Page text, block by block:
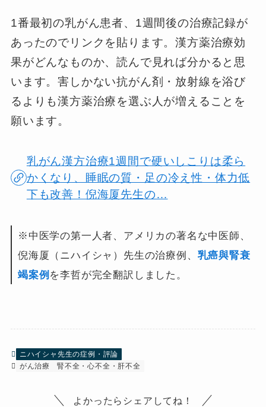
1番最初の乳がん患者、1週間後の治療記録が
あったのでリンクを貼ります。漢方薬治療効
果がどんなものか、読んで見れば分かると思
います。害しかない抗がん剤・放射線を浴び
るよりも漢方薬治療を選ぶ人が増えることを
願います。
乳がん漢方治療1週間で硬いしこりは柔ら
かくなり、睡眠の質・足の冷え性・体力低
下も改善！倪海厦先生の…
※中医学の第一人者、アメリカの著名な中医師、
倪海厦（ニハイシャ）先生の治療例、 乳癌與腎衰
竭案例 を李哲が完全翻訳しました。
ニハイシャ先生の症例・評論
がん治療
腎不全・心不全・肝不全
よかったらシェアしてね！